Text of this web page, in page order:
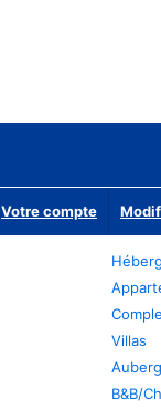
Votre compte
Villas
B&B/